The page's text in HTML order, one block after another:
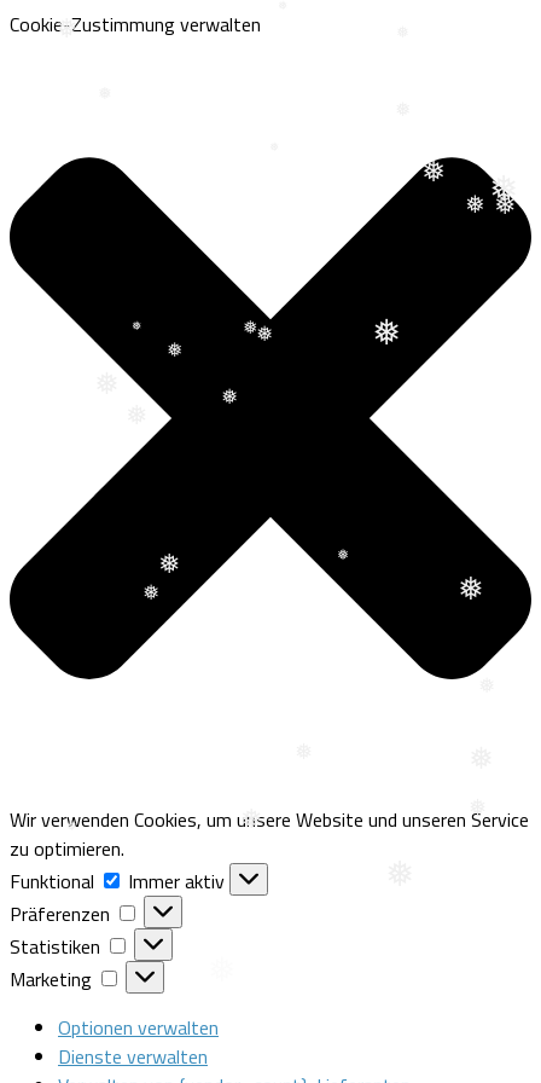
❅
❅
❅
❅ ❅
❅
❅
❅
❅
Cookie-Zustimmung verwalten
Wir verwenden Cookies, um unsere Website und unseren Service
zu optimieren.
Funktional
Funktional
Immer aktiv
Präferenzen
Präferenzen
Statistiken
Statistiken
Marketing
Marketing
Optionen verwalten
Dienste verwalten